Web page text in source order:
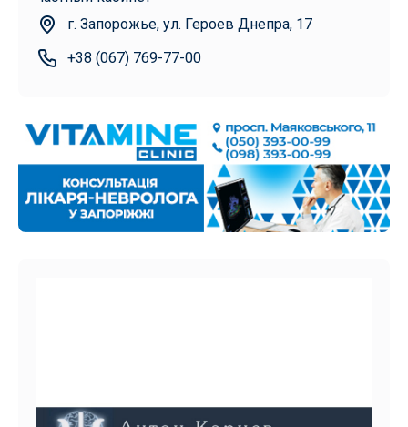
г. Запорожье, ул. Героев Днепра, 17
+38 (067) 769-77-00